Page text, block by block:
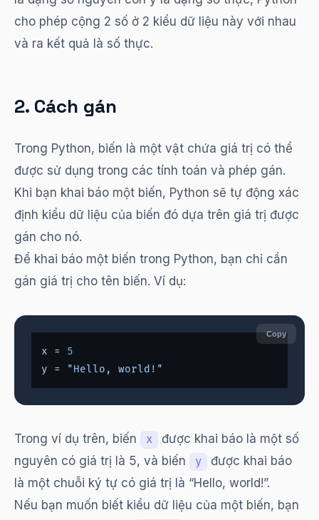
cho phép cộng 2 số ở 2 kiểu dữ liệu này với nhau
và ra kết quả là số thực.
2. Cách gán
Trong Python, biến là một vật chứa giá trị có thể
được sử dụng trong các tính toán và phép gán.
Khi bạn khai báo một biến, Python sẽ tự động xác
định kiểu dữ liệu của biến đó dựa trên giá trị được
gán cho nó.
Để khai báo một biến trong Python, bạn chỉ cần
gán giá trị cho tên biến. Ví dụ:
x = 5
y =
"Hello, world!"
Copy
Trong ví dụ trên, biến x
được khai báo là một số
nguyên có giá trị là 5, và biến
y
được khai báo
là một chuỗi ký tự có giá trị là “Hello, world!”.
Nếu bạn muốn biết kiểu dữ liệu của một biến, bạn